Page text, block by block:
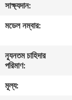
কারখানা
ভ্রমণ
মান
নিয়ন্ত্রণ
সাক্ষ্যদান:
মডেল নম্বার:
ন্যূনতম চাহিদার
পরিমাণ:
মূল্য: